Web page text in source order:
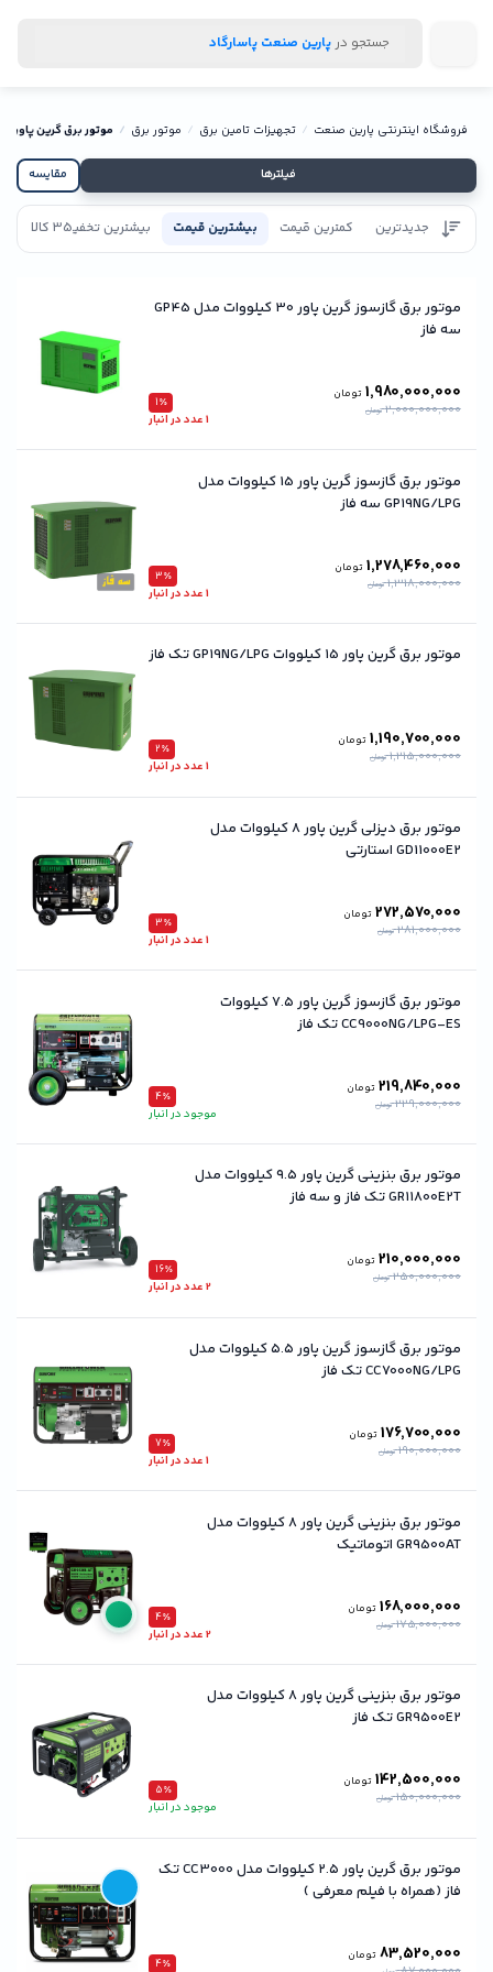
جستجو در پارین صنعت پاسارگاد
فروشگاه اینترنتی پارین صنعت تجهیزات تامین برق موتور برق موتور برق گرین پاور
فیلترها مقایسه
جدیدترین کمترین قیمت بیشترین قیمت بیشترین تخفیف35 کالا
موتور برق گازسوز گرین پاور 30 کیلووات مدل GP45
سه فاز
1٪
1 عدد در انبار
1,980,000,000 تومان
2,000,000,000 تومان
موتور برق گازسوز گرین پاور 15 کیلووات مدل
GP19NG/LPG سه فاز
3٪
1 عدد در انبار
1,278,460,000 تومان
1,318,000,000 تومان
موتور برق گرین پاور 15 کیلووات GP19NG/LPG تک فاز
2٪
1 عدد در انبار
1,190,700,000 تومان
1,215,000,000 تومان
موتور برق دیزلی گرین پاور ۸ کیلووات مدل
GD11000E2 استارتی
3٪
1 عدد در انبار
272,570,000 تومان
281,000,000 تومان
موتور برق گازسوز گرین پاور ۷.۵ کیلووات
CC9000NG/LPG-ES تک فاز
4٪
موجود در انبار
219,840,000 تومان
229,000,000 تومان
موتور برق بنزینی گرین پاور ۹.۵ کیلووات مدل
GR11800E2T تک فاز و سه فاز
16٪
2 عدد در انبار
210,000,000 تومان
250,000,000 تومان
موتور برق گازسوز گرین پاور ۵.۵ کیلووات مدل
CC7000NG/LPG تک فاز
7٪
1 عدد در انبار
176,700,000 تومان
190,000,000 تومان
موتور برق بنزینی گرین پاور ۸ کیلووات مدل
GR9500AT اتوماتیک
4٪
2 عدد در انبار
168,000,000 تومان
175,000,000 تومان
موتور برق بنزینی گرین پاور ۸ کیلووات مدل
GR9500E2 تک فاز
5٪
موجود در انبار
142,500,000 تومان
150,000,000 تومان
موتور برق گرین پاور ۲.۵ کیلووات مدل CC3000 تک
فاز (همراه با فیلم معرفی )
4٪ 83,520,000 تومان